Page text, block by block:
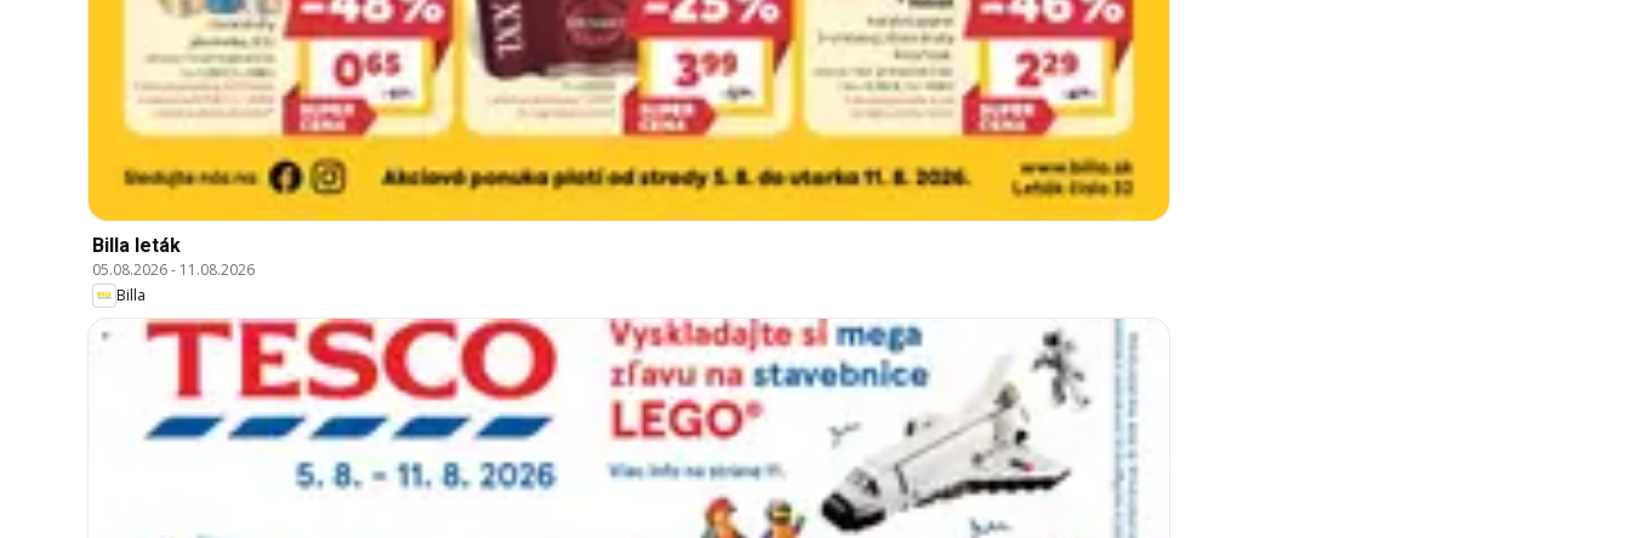
Billa leták
05.08.2026- 11.08.2026
Billa